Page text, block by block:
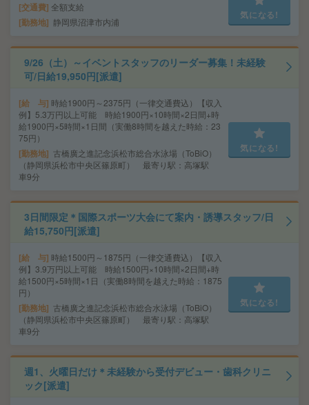
交通費 全額支給
勤務地 静岡県沼津市内浦
気になる!
9/26（土）～イベントスタッフのリーダー募集！未経験
可/日給19,950円[派遣]
給 与 時給1900円～2375円（一律交通費込）【収入
例】5.3万円以上可能 時給1900円×10時間×2日間+時
給1900円×5時間×1日間（実働8時間を越えた時給：23
75円）
勤務地
古橋廣之進記念浜松市総合水泳場（ToBiO）
（静岡県浜松市中央区篠原町） 最寄り駅：高塚駅
車9分
気になる!
3日間限定＊国際スポーツ大会にて案内・誘導スタッフ/日
給15,750円[派遣]
給 与 時給1500円～1875円（一律交通費込）【収入
例】3.9万円以上可能 時給1500円×10時間×2日間+時
給1500円×5時間×1日（実働8時間を越えた時給：1875
円）
勤務地
古橋廣之進記念浜松市総合水泳場（ToBiO）
（静岡県浜松市中央区篠原町） 最寄り駅：高塚駅
車9分
気になる!
週1、火曜日だけ＊未経験から受付デビュー・歯科クリニ
ック[派遣]